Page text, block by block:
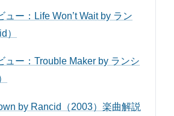
ュー：Life Won’t Wait by ラン
）
ュー：Trouble Maker by ランシ
by Rancid（2003）楽曲解説